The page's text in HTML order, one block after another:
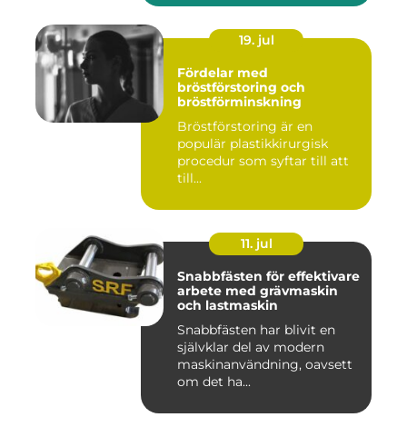
19. jul
Fördelar med
bröstförstoring och
bröstförminskning
Bröstförstoring är en
populär plastikkirurgisk
procedur som syftar till att
till...
11. jul
Snabbfästen för effektivare
arbete med grävmaskin
och lastmaskin
Snabbfästen har blivit en
självklar del av modern
maskinanvändning, oavsett
om det ha...